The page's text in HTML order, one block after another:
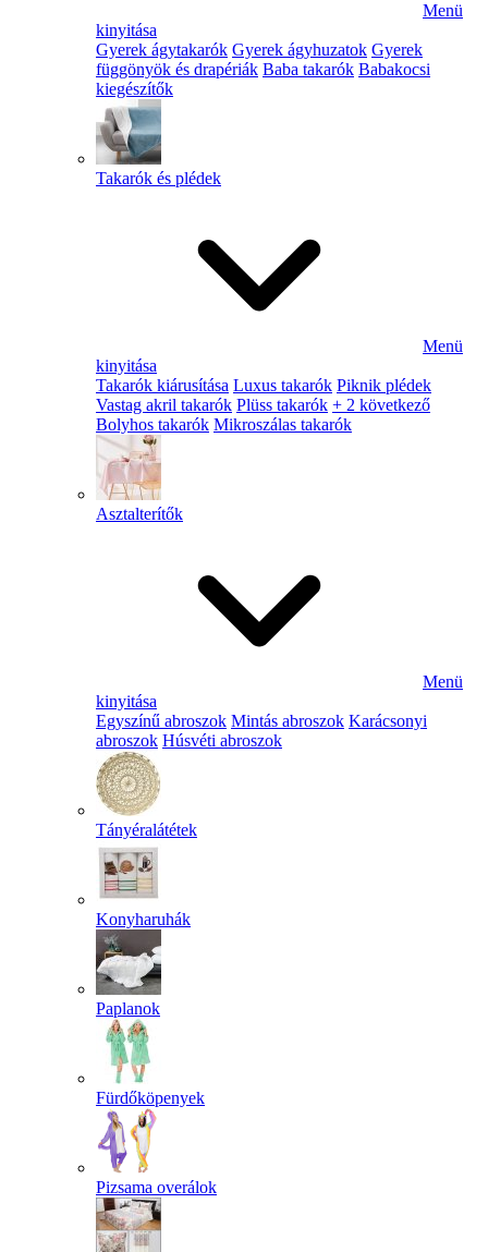
Menü
kinyitása
Gyerek ágytakarók Gyerek ágyhuzatok Gyerek
függönyök és drapériák Baba takarók Babakocsi
kiegészítők
Takarók és plédek
Menü
kinyitása
Takarók kiárusítása Luxus takarók Piknik plédek
Vastag akril takarók Plüss takarók + 2 következő
Bolyhos takarók Mikroszálas takarók
Asztalterítők
Menü
kinyitása
Egyszínű abroszok Mintás abroszok Karácsonyi
abroszok Húsvéti abroszok
Tányéralátétek
Konyharuhák
Paplanok
Fürdőköpenyek
Pizsama overálok